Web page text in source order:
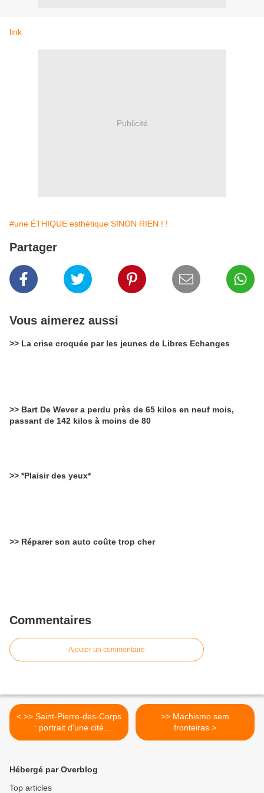
link
Publicité
#une ÉTHIQUE esthétique SINON RIEN ! !
Partager
Vous aimerez aussi
>> La crise croquée par les jeunes de Libres Echanges
>> Bart De Wever a perdu près de 65 kilos en neuf mois,
passant de 142 kilos à moins de 80
>> *Plaisir des yeux*
>> Réparer son auto coûte trop cher
Commentaires
Ajouter un commentaire
< >> Saint-Pierre-des-Corps
: portrait d'une cité
cheminote, populaire et
>> Machismo sem
fronteiras >
Hébergé par Overblog
Top articles